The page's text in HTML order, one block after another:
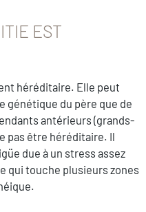
EST
héréditaire. Elle peut
génétique du père que de
antérieurs (grands-
pas être héréditaire. Il
due à un stress assez
qui touche plusieurs zones